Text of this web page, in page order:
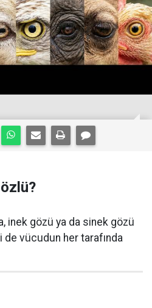
inek gözü ya da sinek gözü
de vücudun her tarafında